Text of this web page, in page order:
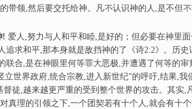
带领,然后要交托给神。凡不认识神的人,是不但
! 爱人,努力与人和平和睦,是好的；但必要在神里
追求和平,那本身就是敌挡神的了《诗2:2》。历
联合,是在神眼里何等罪大恶极,并遭遇了何等的
世界政府,统合宗教,进入新世纪”的呼吁,结果,我
徒,越来越更严重的受到整个世界的攻击。其实,
真理的引领之下,一个团契若有十个人,就会有十